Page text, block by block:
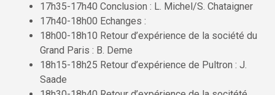
17h35-17h40 Conclusion : L. Michel/S. Chataigner
17h40-18h00 Echanges :
18h00-18h10 Retour d’expérience de la société du
Grand Paris : B. Deme
18h15-18h25 Retour d’expérience de Pultron : J.
Saade